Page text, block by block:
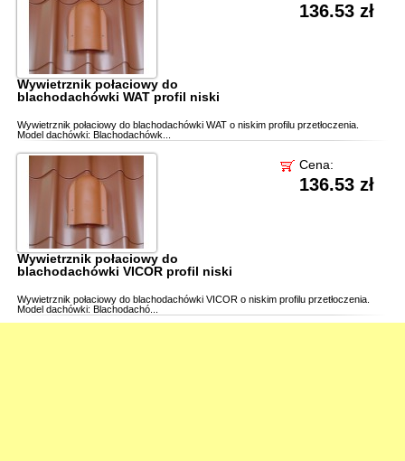
Wywietrznik połaciowy do
blachodachówki WAT profil niski
Wywietrznik połaciowy do blachodachówki WAT o niskim profilu przetłoczenia.
Model dachówki: Blachodachówk...
136.53 zł
Wywietrznik połaciowy do
blachodachówki VICOR profil niski
Wywietrznik połaciowy do blachodachówki VICOR o niskim profilu przetłoczenia.
Model dachówki: Blachodachó...
Cena:
136.53 zł